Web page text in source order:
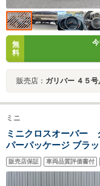
無
料
販売店： ガリバー ４５
ミニ
ミニクロスオーバー
パーパッケージ ブラ
ヒーター インテリジ
ーズコントロール 純
レコーダー パワーバ
販売店保証 車両品質評価書付